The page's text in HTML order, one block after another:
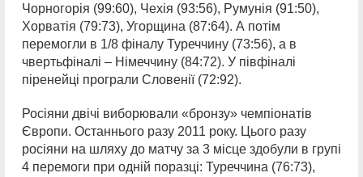
Чорногорія (99:60), Чехія (93:56), Румунія (91:50),
Хорватія (79:73), Угорщина (87:64). А потім
перемогли в 1/8 фіналу Туреччину (73:56), а в
чвертьфіналі – Німеччину (84:72). У півфіналі
піренейці програли Словенії (72:92).
Росіяни двічі виборювали «бронзу» чемпіонатів
Європи. Останнього разу 2011 року. Цього разу
росіяни на шляху до матчу за 3 місце здобули в групі
4 перемоги при одній поразці: Туреччина (76:73),